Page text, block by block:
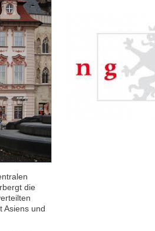
die
Asiens und